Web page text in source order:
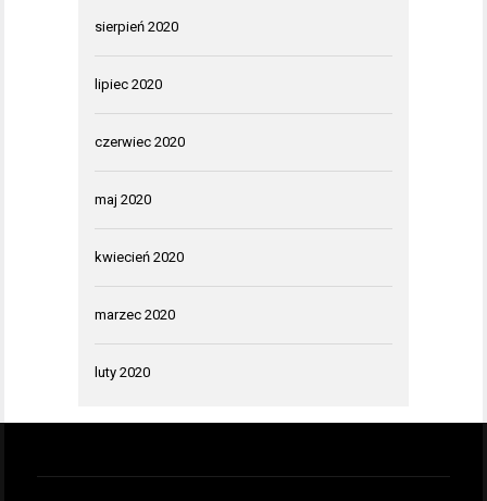
sierpień 2020
lipiec 2020
czerwiec 2020
maj 2020
kwiecień 2020
marzec 2020
luty 2020